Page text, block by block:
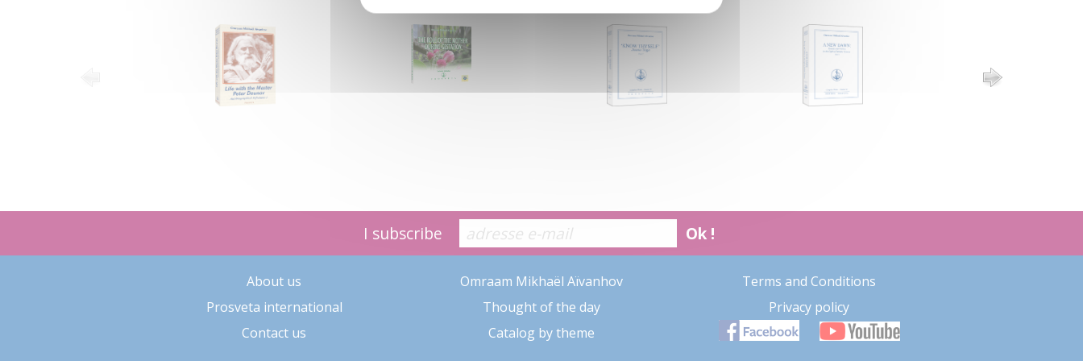
I subscribe Ok !
About us
Prosveta international
Contact us
Omraam Mikhaël Aïvanhov
Thought of the day
Catalog by theme
Terms and Conditions
Privacy policy